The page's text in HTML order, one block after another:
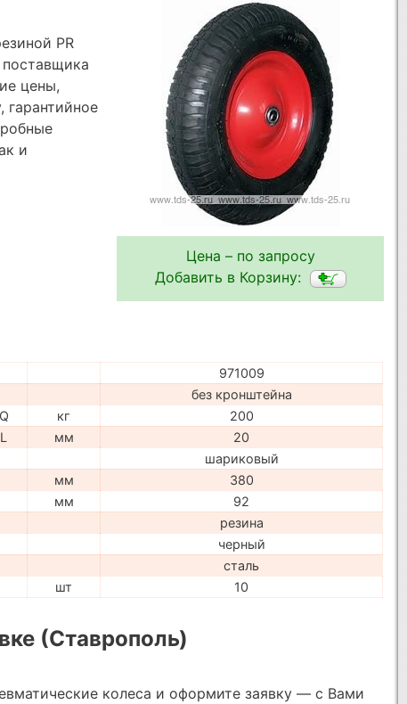
Цена – по запросу
Добавить в Корзину:
PR
цены,
гарантийное
и
971009
без кронштейна
Q кг
200
L мм
20
шариковый
мм
380
мм
92
резина
черный
сталь
шт 10
(Ставрополь)
колеса и оформите заявку — с Вами